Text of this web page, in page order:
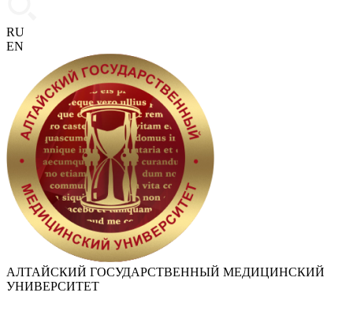
RU
EN
АЛТАЙСКИЙ ГОСУДАРСТВЕННЫЙ МЕДИЦИНСКИЙ
УНИВЕРСИТЕТ